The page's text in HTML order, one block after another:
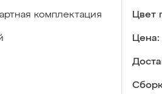
комплектация Цвет
Цена: